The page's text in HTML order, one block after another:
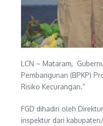
LCN – Mataram,
Pembangunan (BPKP)
Risiko Kecurangan.”
FGD dihadiri oleh
inspektur dari